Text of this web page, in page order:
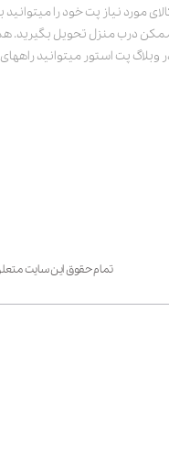
مورد نیاز پت خود را
درب منزل تحویل بگیرید.
وبلاگ پت استور میتوانید
تمام حقوق این سایت متعلق